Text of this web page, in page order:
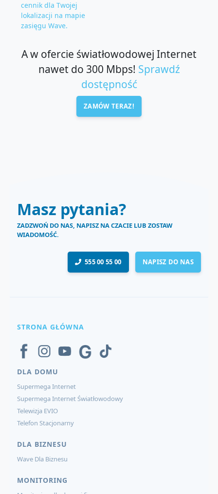
cennik dla Twojej
lokalizacji na mapie
zasięgu Wave.
A w ofercie światłowodowej Internet
nawet do 300 Mbps! Sprawdź
dostępność
ZAMÓW TERAZ!
Masz pytania?
ZADZWOŃ DO NAS, NAPISZ NA CZACIE LUB ZOSTAW
WIADOMOŚĆ.
555 00 55 00 NAPISZ DO NAS
STRONA GŁÓWNA
DLA DOMU
Supermega Internet
Supermega Internet Światłowodowy
Telewizja EVIO
Telefon Stacjonarny
DLA BIZNESU
Wave Dla Biznesu
MONITORING